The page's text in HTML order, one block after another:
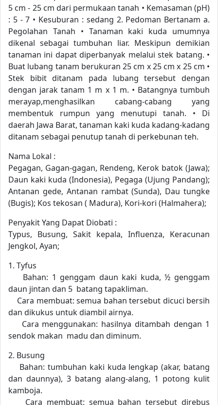
5 cm - 25 cm dari permukaan tanah • Kemasaman (pH)
: 5 - 7 • Kesuburan : sedang 2. Pedoman Bertanam a.
Pegolahan Tanah • Tanaman kaki kuda umumnya
dikenal sebagai tumbuhan liar. Meskipun demikian
tanaman ini dapat diperbanyak melalui stek batang. •
Buat lubang tanam berukuran 25 cm x 25 cm x 25 cm •
Stek bibit ditanam pada lubang tersebut dengan
dengan jarak tanam 1 m x 1 m. • Batangnya tumbuh
merayap,menghasilkan cabang-cabang yang
membentuk rumpun yang menutupi tanah. • Di
daerah Jawa Barat, tanaman kaki kuda kadang-kadang
ditanam sebagai penutup tanah di perkebunan teh.
Nama Lokal :
Pegagan, Gagan-gagan, Rendeng, Kerok batok (Jawa);
Daun kaki kuda (Indonesia), Pegaga (Ujung Pandang);
Antanan gede, Antanan rambat (Sunda), Dau tungke
(Bugis); Kos tekosan ( Madura), Kori-kori (Halmahera);
Penyakit Yang Dapat Diobati :
Typus, Busung, Sakit kepala, Influenza, Keracunan
Jengkol, Ayan;
1. Tyfus
Bahan: 1 genggam daun kaki kuda, ½ genggam
daun jintan dan 5 batang tapakliman.
Cara membuat: semua bahan tersebut dicuci bersih
dan dikukus untuk diambil airnya.
Cara menggunakan: hasilnya ditambah dengan 1
sendok makan madu dan diminum.
2. Busung
Bahan: tumbuhan kaki kuda lengkap (akar, batang
dan daunnya), 3 batang alang-alang, 1 potong kulit
kamboja.
Cara membuat: semua bahan tersebut direbus